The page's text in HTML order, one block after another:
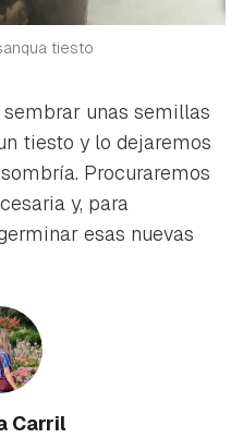
tiesto
unas semillas
tiesto y lo dejaremos
Procuraremos
y, para
esas nuevas
Carril